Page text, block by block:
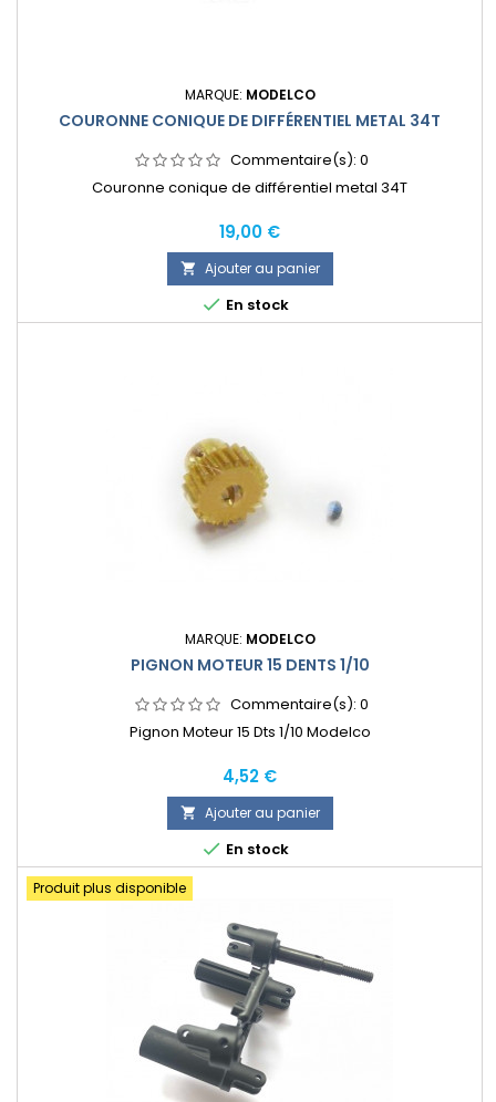
MARQUE: MODELCO
COURONNE CONIQUE DE DIFFÉRENTIEL METAL 34T
Commentaire(s): 0
Couronne conique de différentiel metal 34T
Prix
19,00 €
 Ajouter au panier
 En stock
MARQUE: MODELCO
PIGNON MOTEUR 15 DENTS 1/10
Commentaire(s): 0
Pignon Moteur 15 Dts 1/10 Modelco
Prix
4,52 €
 Ajouter au panier
 En stock
Produit plus disponible